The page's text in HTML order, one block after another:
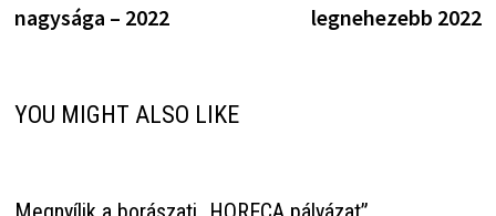
nagysága – 2022
legnehezebb 2022
YOU MIGHT ALSO LIKE